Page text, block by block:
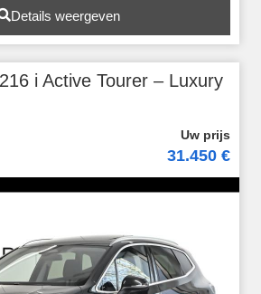
Details weergeven
i Active Tourer – Luxury
31.450 €